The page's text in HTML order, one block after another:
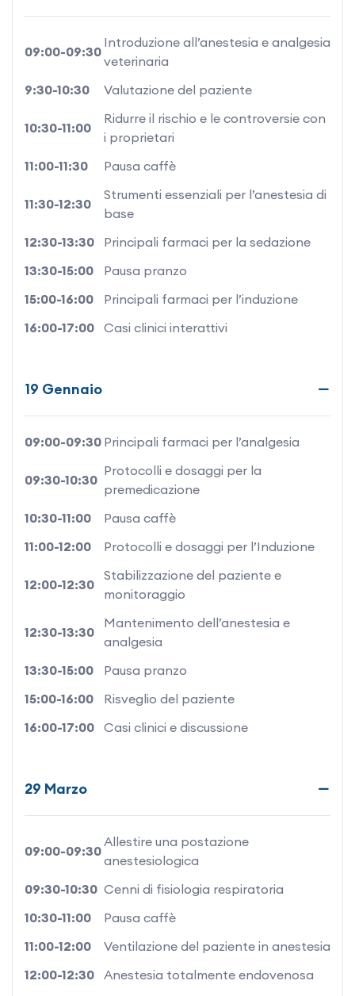
09:00-09:30
Introduzione all’anestesia e analgesia
veterinaria
9:30-10:30
Valutazione del paziente
10:30-11:00
Ridurre il rischio e le controversie con
i proprietari
11:00-11:30
Pausa caffè
11:30-12:30
Strumenti essenziali per l’anestesia di
base
12:30-13:30
Principali farmaci per la sedazione
13:30-15:00
Pausa pranzo
15:00-16:00
Principali farmaci per l’induzione
16:00-17:00 Casi clinici interattivi
19 Gennaio
09:00-09:30 Principali farmaci per l’analgesia
09:30-10:30
Protocolli e dosaggi per la
premedicazione
10:30-11:00
Pausa caffè
11:00-12:00
Protocolli e dosaggi per l’Induzione
12:00-12:30
Stabilizzazione del paziente e
monitoraggio
12:30-13:30
Mantenimento dell’anestesia e
analgesia
13:30-15:00
Pausa pranzo
15:00-16:00
Risveglio del paziente
16:00-17:00 Casi clinici e discussione
29 Marzo
09:00-09:30
Allestire una postazione
anestesiologica
09:30-10:30 Cenni di fisiologia respiratoria
10:30-11:00
Pausa caffè
11:00-12:00
Ventilazione del paziente in anestesia
12:00-12:30 Anestesia totalmente endovenosa